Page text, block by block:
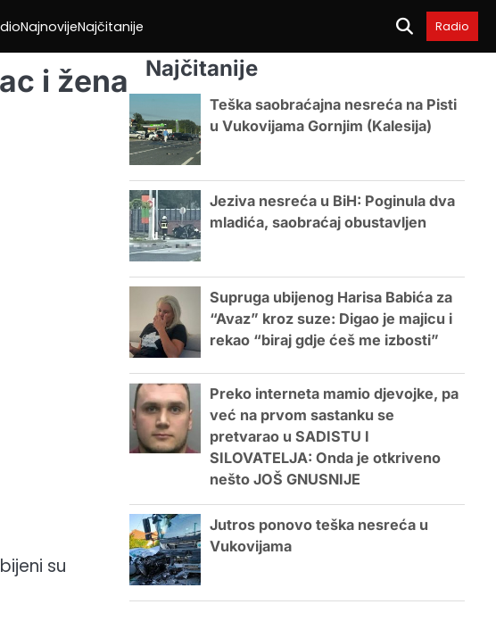
NajnovijeNajčitanije Radio
i žena
su
Najčitanije
Teška saobraćajna nesreća na Pisti
u Vukovijama Gornjim (Kalesija)
Jeziva nesreća u BiH: Poginula dva
mladića, saobraćaj obustavljen
Supruga ubijenog Harisa Babića za
“Avaz” kroz suze: Digao je majicu i
rekao “biraj gdje ćeš me izbosti”
Preko interneta mamio djevojke, pa
već na prvom sastanku se
pretvarao u SADISTU I
SILOVATELJA: Onda je otkriveno
nešto JOŠ GNUSNIJE
Jutros ponovo teška nesreća u
Vukovijama